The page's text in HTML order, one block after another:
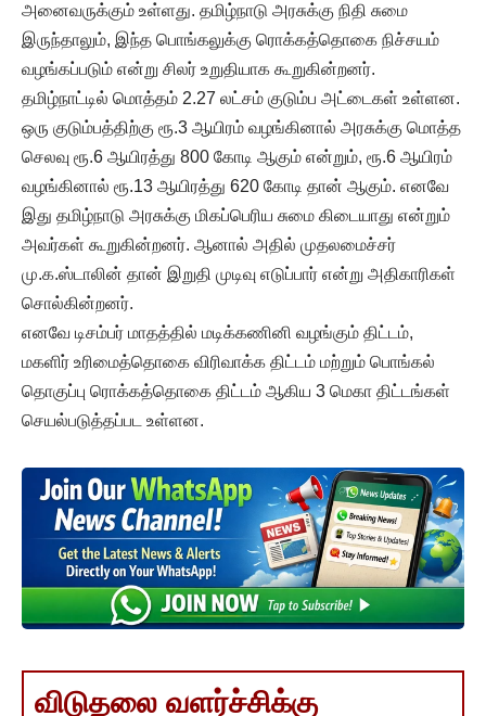
அனைவருக்கும் உள்ளது. தமிழ்நாடு அரசுக்கு நிதி சுமை
இருந்தாலும், இந்த பொங்கலுக்கு ரொக்கத்தொகை நிச்சயம்
வழங்கப்படும் என்று சிலர் உறுதியாக கூறுகின்றனர்.
தமிழ்நாட்டில் மொத்தம் 2.27 லட்சம் குடும்ப அட்டைகள் உள்ளன.
ஒரு குடும்பத்திற்கு ரூ.3 ஆயிரம் வழங்கினால் அரசுக்கு மொத்த
செலவு ரூ.6 ஆயிரத்து 800 கோடி ஆகும் என்றும், ரூ.6 ஆயிரம்
வழங்கினால் ரூ.13 ஆயிரத்து 620 கோடி தான் ஆகும். எனவே
இது தமிழ்நாடு அரசுக்கு மிகப்பெரிய சுமை கிடையாது என்றும்
அவர்கள் கூறுகின்றனர். ஆனால் அதில் முதலமைச்சர்
மு.க.ஸ்டாலின் தான் இறுதி முடிவு எடுப்பார் என்று அதிகாரிகள்
சொல்கின்றனர்.
எனவே டிசம்பர் மாதத்தில் மடிக்கணினி வழங்கும் திட்டம்,
மகளிர் உரிமைத்தொகை விரிவாக்க திட்டம் மற்றும் பொங்கல்
தொகுப்பு ரொக்கத்தொகை திட்டம் ஆகிய 3 மெகா திட்டங்கள்
செயல்படுத்தப்பட உள்ளன.
விடுதலை வளர்ச்சிக்கு